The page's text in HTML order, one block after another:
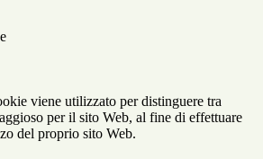
viene utilizzato per distinguere tra
per il sito Web, al fine di effettuare
del proprio sito Web.